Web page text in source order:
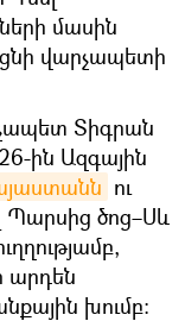
մասին
վարչապետի
Տիգրան
ին Ազգային
ու
Պարսից ծոց–Սև
խումբ։